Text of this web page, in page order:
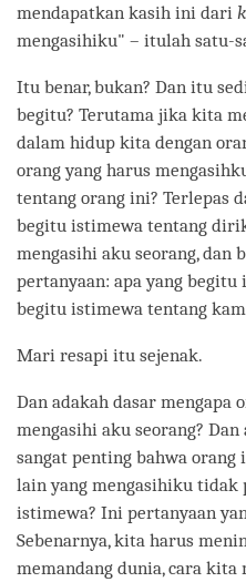
mendapatkan kasih ini dari
mengasihiku" – itulah satu-
Itu benar, bukan? Dan itu
begitu? Terutama jika kita
dalam hidup kita dengan
orang yang harus
tentang orang ini? Terlepas
begitu istimewa tentang
mengasihi aku seorang, dan
pertanyaan: apa yang begitu
begitu istimewa tentang
Mari resapi itu sejenak.
Dan adakah dasar mengapa
mengasihi aku seorang? Dan
sangat penting bahwa
lain yang mengasihiku tidak
istimewa? Ini pertanyaan
Sebenarnya, kita harus
memandang dunia, cara